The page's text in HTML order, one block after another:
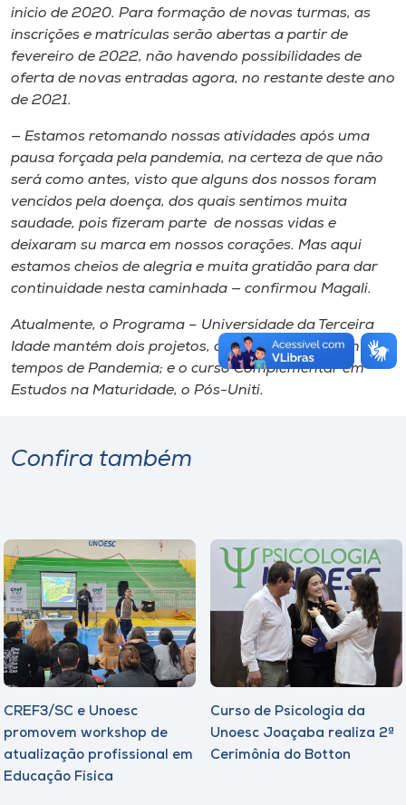
inicio de 2020. Para formação de novas turmas, as
inscrições e matrículas serão abertas a partir de
fevereiro de 2022, não havendo possibilidades de
oferta de novas entradas agora, no restante deste ano
de 2021.
— Estamos retomando nossas atividades após uma
pausa forçada pela pandemia, na certeza de que não
será como antes, visto que alguns dos nossos foram
vencidos pela doença, dos quais sentimos muita
saudade, pois fizeram parte de nossas vidas e
deixaram su marca em nossos corações. Mas aqui
estamos cheios de alegria e muita gratidão para dar
continuidade nesta caminhada — confirmou Magali.
Atualmente, o Programa – Universidade da Terceira
Idade mantém dois projetos, o de acolhimento em
tempos de Pandemia; e o curso Complementar em
Estudos na Maturidade, o Pós-Uniti.
Confira também
CREF3/SC e Unoesc
promovem workshop de
atualização profissional em
Educação Física
Curso de Psicologia da
Unoesc Joaçaba realiza 2ª
Cerimônia do Botton